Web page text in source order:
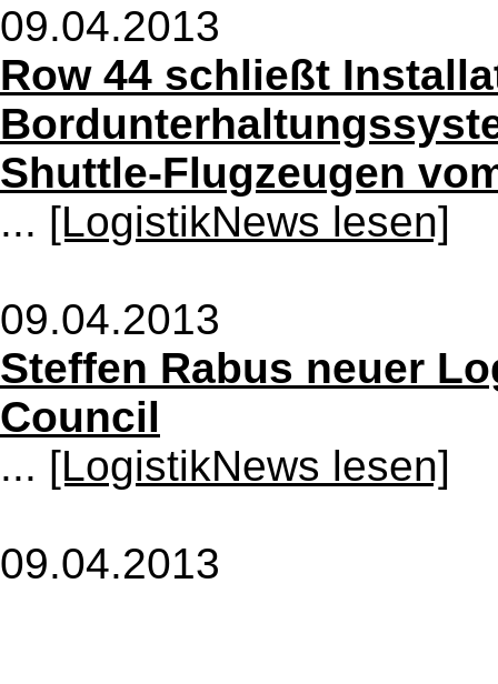
09.04.2013
Row 44 schließt
Shuttle-Flugzeugen
... [LogistikNews lesen]
09.04.2013
Steffen Rabus neuer
Council
... [LogistikNews lesen]
09.04.2013